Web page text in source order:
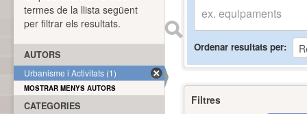
Ordenar resultats per
Filtres
termes de la llista següent
per filtrar els resultats.
AUTORS
Urbanisme i Activitats (1)
MOSTRAR MENYS AUTORS
CATEGORIES